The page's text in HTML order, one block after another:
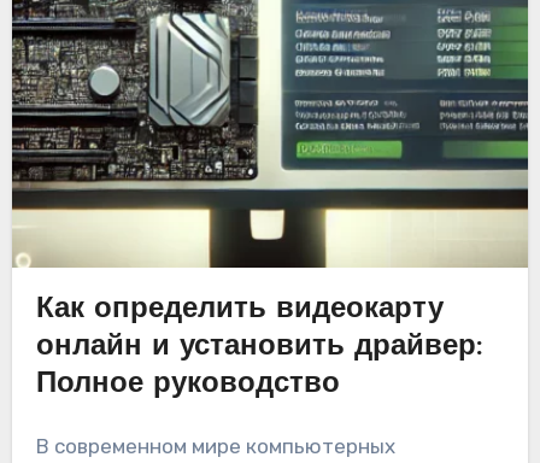
Как определить видеокарту
онлайн и установить драйвер:
Полное руководство
В современном мире компьютерных